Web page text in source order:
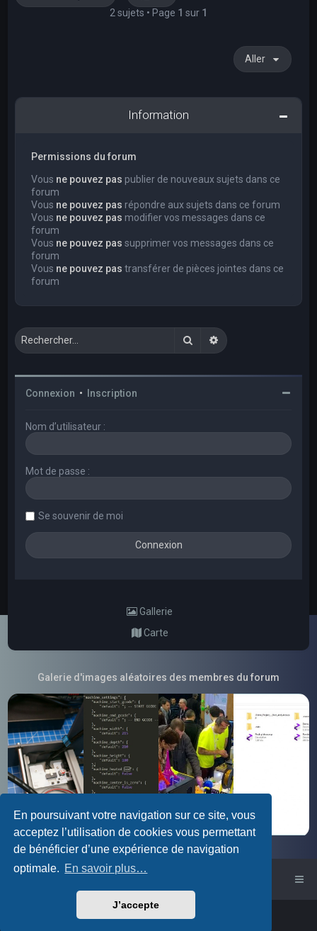
En poursuivant votre navigation sur ce site, vous
acceptez l’utilisation de cookies vous permettant
de bénéficier d’une expérience de navigation
optimale. En savoir plus…
J’accepte
2 sujets • Page 1 sur 1
Aller
Information
Permissions du forum
Vous ne pouvez pas publier de nouveaux sujets dans ce
forum
Vous ne pouvez pas répondre aux sujets dans ce forum
Vous ne pouvez pas modifier vos messages dans ce
forum
Vous ne pouvez pas supprimer vos messages dans ce
forum
Vous ne pouvez pas transférer de pièces jointes dans ce
forum
RechercherRecherche avancée
Connexion • Inscription
Nom d’utilisateur :
Mot de passe :
Se souvenir de moi
Gallerie
Carte
Galerie d'images aléatoires des membres du forum
phpBB